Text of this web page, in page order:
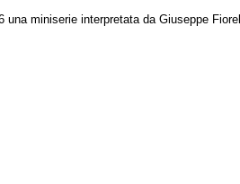
una miniserie interpretata da Giuseppe